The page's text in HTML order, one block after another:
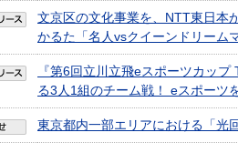
文京区の文化事業を、NTT東日本
かるた「名人vsクイーンドリーム
『第6回立川立飛eスポーツカッ
る3人1組のチーム戦！ eスポーツ
東京都内一部エリアにおける「光